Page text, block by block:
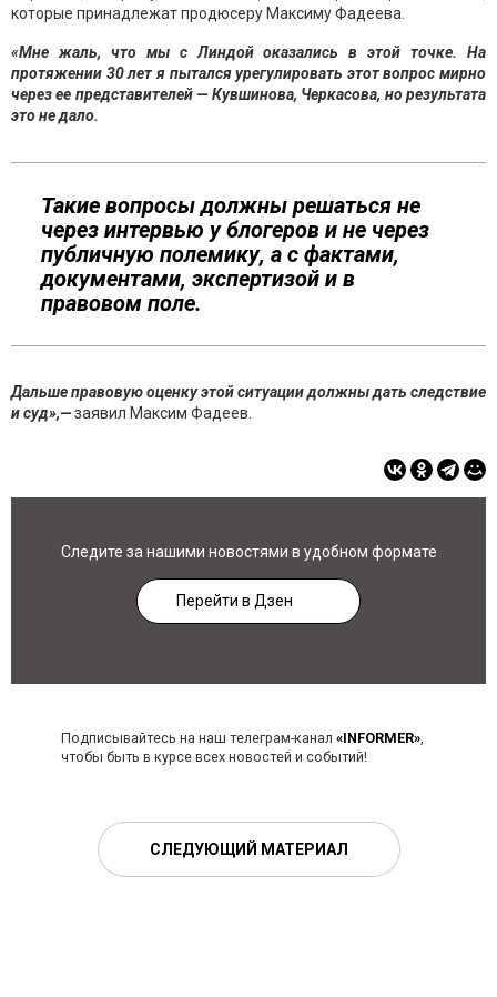
которые принадлежат продюсеру Максиму Фадеева.
«Мне жаль, что мы с Линдой оказались в этой точке. На
протяжении 30 лет я пытался урегулировать этот вопрос мирно
через ее представителей — Кувшинова, Черкасова, но результата
это не дало.
Такие вопросы должны решаться не
через интервью у блогеров и не через
публичную полемику, а с фактами,
документами, экспертизой и в
правовом поле.
Дальше правовую оценку этой ситуации должны дать следствие
и суд»,—заявил Максим Фадеев.
Следите за нашими новостями в удобном формате
Перейти в Дзен
Подписывайтесь на наш телеграм-канал «INFORMER»,
чтобы быть в курсе всех новостей и событий!
СЛЕДУЮЩИЙ МАТЕРИАЛ